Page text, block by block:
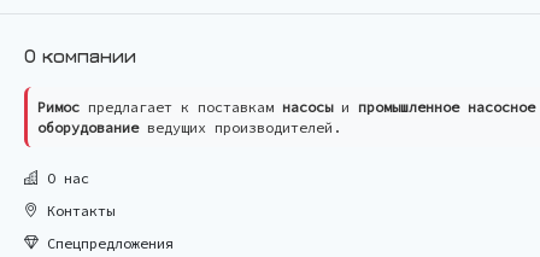
О компании
Римос предлагает к поставкам насосыи промышленное насосное
оборудованиеведущих производителей.
О нас
Контакты
Спецпредложения